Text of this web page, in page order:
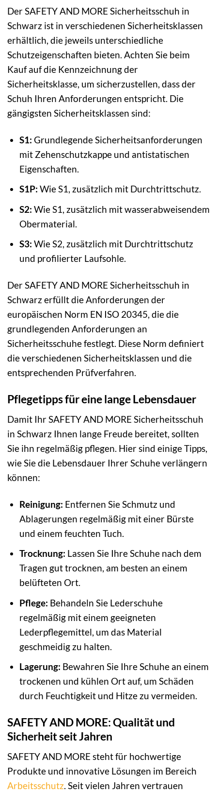
Der SAFETY AND MORE Sicherheitsschuh in
Schwarz ist in verschiedenen Sicherheitsklassen
erhältlich, die jeweils unterschiedliche
Schutzeigenschaften bieten. Achten Sie beim
Kauf auf die Kennzeichnung der
Sicherheitsklasse, um sicherzustellen, dass der
Schuh Ihren Anforderungen entspricht. Die
gängigsten Sicherheitsklassen sind:
S1: Grundlegende Sicherheitsanforderungen
mit Zehenschutzkappe und antistatischen
Eigenschaften.
S1P: Wie S1, zusätzlich mit Durchtrittschutz.
S2: Wie S1, zusätzlich mit wasserabweisendem
Obermaterial.
S3: Wie S2, zusätzlich mit Durchtrittschutz
und profilierter Laufsohle.
Der SAFETY AND MORE Sicherheitsschuh in
Schwarz erfüllt die Anforderungen der
europäischen Norm EN ISO 20345, die die
grundlegenden Anforderungen an
Sicherheitsschuhe festlegt. Diese Norm definiert
die verschiedenen Sicherheitsklassen und die
entsprechenden Prüfverfahren.
Pflegetipps für eine lange Lebensdauer
Damit Ihr SAFETY AND MORE Sicherheitsschuh
in Schwarz Ihnen lange Freude bereitet, sollten
Sie ihn regelmäßig pflegen. Hier sind einige Tipps,
wie Sie die Lebensdauer Ihrer Schuhe verlängern
können:
Reinigung: Entfernen Sie Schmutz und
Ablagerungen regelmäßig mit einer Bürste
und einem feuchten Tuch.
Trocknung: Lassen Sie Ihre Schuhe nach dem
Tragen gut trocknen, am besten an einem
belüfteten Ort.
Pflege: Behandeln Sie Lederschuhe
regelmäßig mit einem geeigneten
Lederpflegemittel, um das Material
geschmeidig zu halten.
Lagerung: Bewahren Sie Ihre Schuhe an einem
trockenen und kühlen Ort auf, um Schäden
durch Feuchtigkeit und Hitze zu vermeiden.
SAFETY AND MORE: Qualität und
Sicherheit seit Jahren
SAFETY AND MORE steht für hochwertige
Produkte und innovative Lösungen im Bereich
Arbeitsschutz . Seit vielen Jahren vertrauen